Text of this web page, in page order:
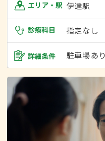
エリア・駅 伊達駅
診療科目 指定なし
詳細条件 駐車場あり